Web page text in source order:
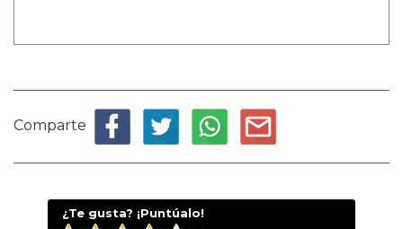
Comparte
¿Te gusta? ¡Puntúalo!